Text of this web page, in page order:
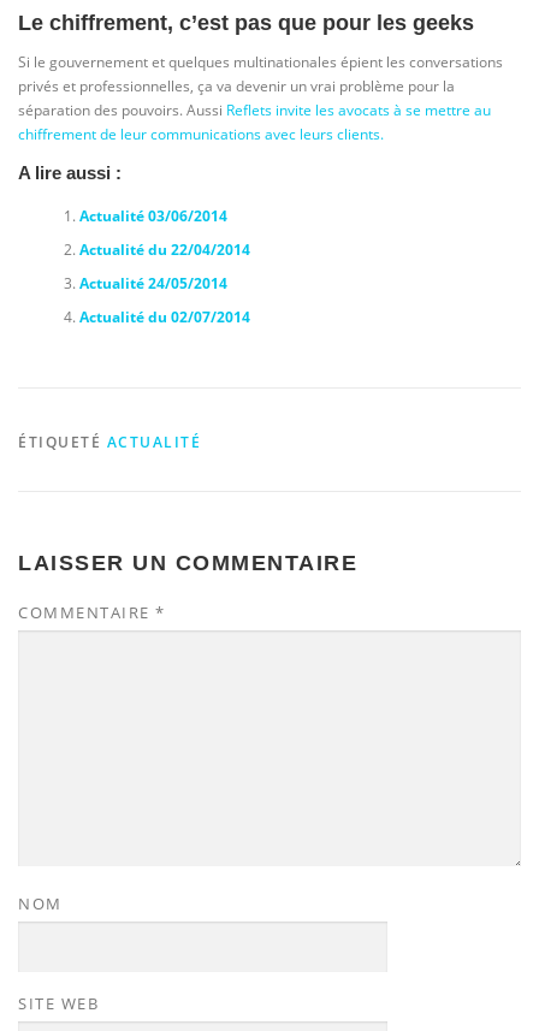
Le chiffrement, c’est pas que pour les geeks
Si le gouvernement et quelques multinationales épient les conversations
privés et professionnelles, ça va devenir un vrai problème pour la
séparation des pouvoirs. Aussi Reflets invite les avocats à se mettre au
chiffrement de leur communications avec leurs clients.
A lire aussi :
Actualité 03/06/2014
Actualité du 22/04/2014
Actualité 24/05/2014
Actualité du 02/07/2014
ÉTIQUETÉ ACTUALITÉ
LAISSER UN COMMENTAIRE
COMMENTAIRE *
NOM
SITE WEB